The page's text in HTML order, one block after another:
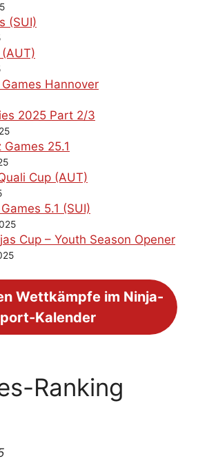
(SUI)
Hannover
2025 Part 2/3
Games 25.1
Cup (AUT)
5.1 (SUI)
Cup – Youth Season Opener
Wettkämpfe im Ninja-
Kalender
Ranking